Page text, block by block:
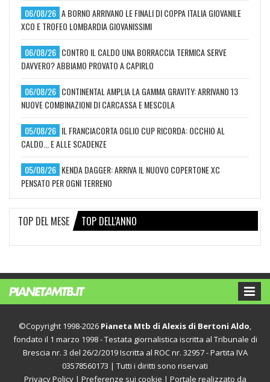
06/08/26 A BORNO ARRIVANO LE FINALI DI COPPA ITALIA GIOVANILE
XCO E TROFEO LOMBARDIA GIOVANISSIMI
06/08/26 CONTRO IL CALDO UNA BORRACCIA TERMICA SERVE
DAVVERO? ABBIAMO PROVATO A CAPIRLO
06/08/26 CONTINENTAL AMPLIA LA GAMMA GRAVITY: ARRIVANO 13
NUOVE COMBINAZIONI DI CARCASSA E MESCOLA
05/08/26 IL FRANCIACORTA OGLIO CUP RICORDA: OCCHIO AL
CALDO... E ALLE SCADENZE
05/08/26 KENDA DAGGER: ARRIVA IL NUOVO COPERTONE XC
PENSATO PER OGNI TERRENO
TOP DEL MESE TOP DELL'ANNO
©Copyright 1998-2026 Pianeta Mtb di Alexis di Bertoni Aldo,
fondato il 1 marzo 1998 - Testata giornalistica iscritta al Tribunale di
Brescia nr. 3 del 26/2/2019 Iscritta al ROC nr. 32957 - Partita IVA
03578560173 | Tutti i diritti sono riservati
Privacy Policy| Preferenze sui cookie | Portale realizzato da